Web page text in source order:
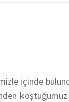
içinde
koştuğumuz